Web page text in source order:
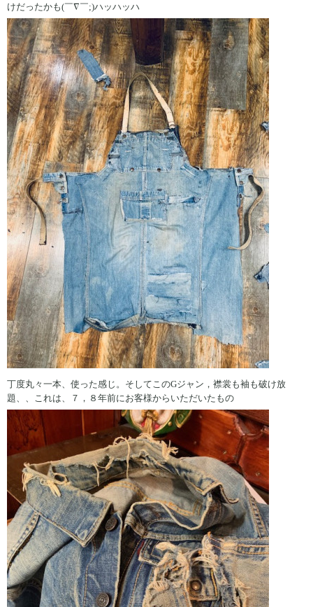
けだったかも(￣∇￣;)ハッハッハ
丁度丸々一本、使った感じ。そしてこのGジャン，襟裳も袖も破け放
題、、これは、７，８年前にお客様からいただいたもの